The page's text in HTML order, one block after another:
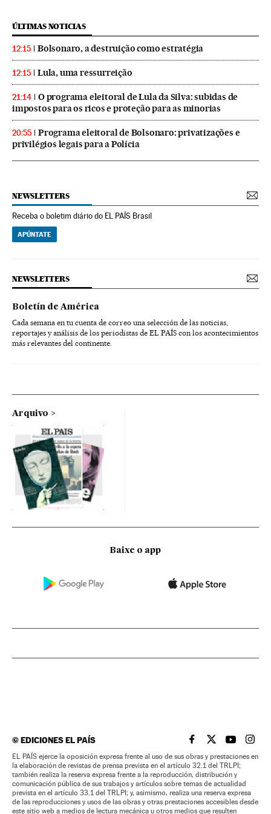
ÚLTIMAS NOTICIAS
12:15 Bolsonaro, a destruição como estratégia
12:15 Lula, uma ressurreição
21:14
O programa eleitoral de Lula da Silva: subidas de
impostos para os ricos e proteção para as minorias
20:55
Programa eleitoral de Bolsonaro: privatizações e
privilégios legais para a Polícia
NEWSLETTERS
Receba o boletim diário do EL PAÍS Brasil
APÚNTATE
NEWSLETTERS
Boletín de América
Cada semana en tu cuenta de correo una selección de las noticias,
reportajes y análisis de los periodistas de EL PAÍS con los acontecimientos
más relevantes del continente.
Arquivo
Baixe o app
©EDICIONES EL PAÍS EL PAÍS BRASIL EN
EL PAÍSEL PAÍS
EL
EL PAÍS ejerce la oposición expresa frente al uso de sus obras y prestaciones en
la elaboración de revistas de prensa prevista en el artículo 32.1 del TRLPI;
también realiza la reserva expresa frente a la reproducción, distribución y
comunicación pública de sus trabajos y artículos sobre temas de actualidad
prevista en el artículo 33.1 del TRLPI; y, asimismo, realiza una reserva expresa
de las reproducciones y usos de las obras y otras prestaciones accesibles desde
este sitio web a medios de lectura mecánica u otros medios que resulten